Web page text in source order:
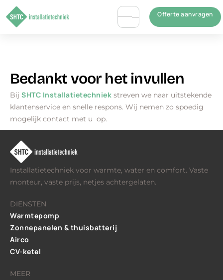
Offerte aanvragen
Bedankt voor het invullen
Bij SHTC Installatietechniek streven we naar uitstekende
klantenservice en snelle respons. Wij nemen zo spoedig
mogelijk contact met u op.
Installatietechniek voor warmte, water en comfort. Vaste
monteur, vaste prijs, netjes achtergelaten.
DIENSTEN
Warmtepomp
Zonnepanelen & thuisbatterij
Airco
CV-ketel
MEER